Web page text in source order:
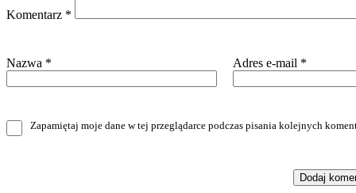
Komentarz *
Nazwa * Adres e-mail *
Zapamiętaj moje dane w tej przeglądarce podczas pisania kolejnych